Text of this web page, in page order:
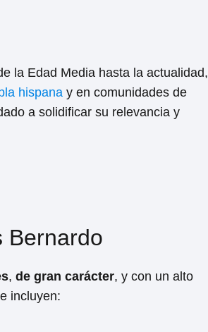
la Edad Media hasta la actualidad,
hispana y en comunidades de
a solidificar su relevancia y
Bernardo
, de gran carácter, y con un alto
incluyen: